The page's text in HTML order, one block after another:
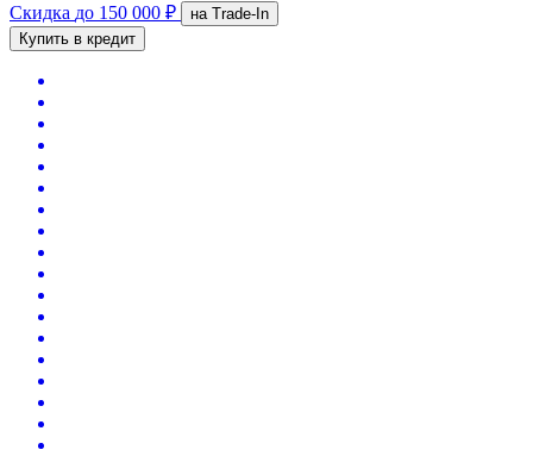
Скидка до 150 000 ₽
на Trade-In
Купить в кредит